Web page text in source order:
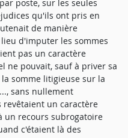
poste, sur les seules
qu'ils ont pris en
de manière
d'imputer les sommes
pas un caractère
ne pouvait, sauf à priver sa
somme litigieuse sur la
sans nullement
revêtaient un caractère
un recours subrogatoire
c'étaient là des